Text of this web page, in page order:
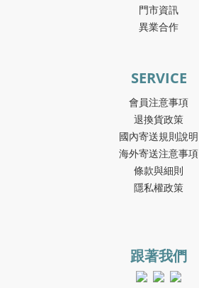
門市資訊
異業合作
SERVICE
會員注意事項
退換貨政策
國內寄送規則說明
海外寄送注意事項
條款與細則
隱私權政策
跟著我們